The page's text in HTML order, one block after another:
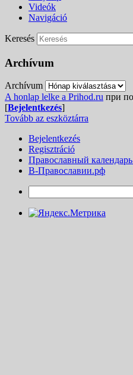
Videók
Navigáció
Keresés
Archívum
Archívum
A honlap lelke a Prihod.ru при
[Bejelentkezés]
Tovább az eszköztárra
Bejelentkezés
Regisztráció
Православный
В-Православии.рф